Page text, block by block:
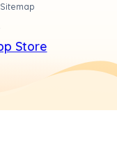
Sitemap